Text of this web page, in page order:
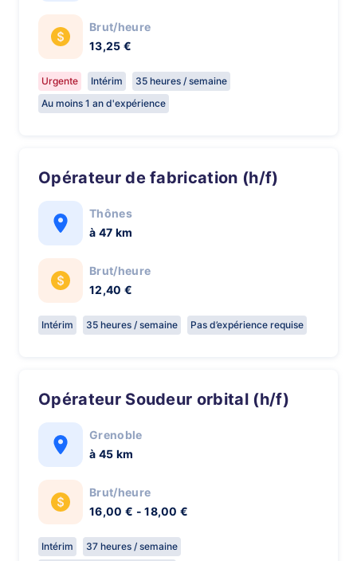
Brut/heure
13,25 €
Urgente Intérim
35 heures / semaine
Au moins 1 an d'expérience
Opérateur de fabrication (h/f)
Thônes
à 47 km
Brut/heure
12,40 €
Intérim 35 heures / semaine Pas d’expérience requise
Opérateur Soudeur orbital (h/f)
Grenoble
à 45 km
Brut/heure
16,00 € - 18,00 €
Intérim
37 heures / semaine